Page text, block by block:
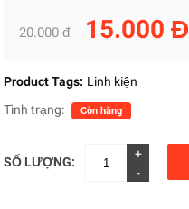
20.000 đ 15.000 Đ
Product Tags: Linh kiện
Tình trạng:
Còn hàng
SỐ LƯỢNG:
+
-